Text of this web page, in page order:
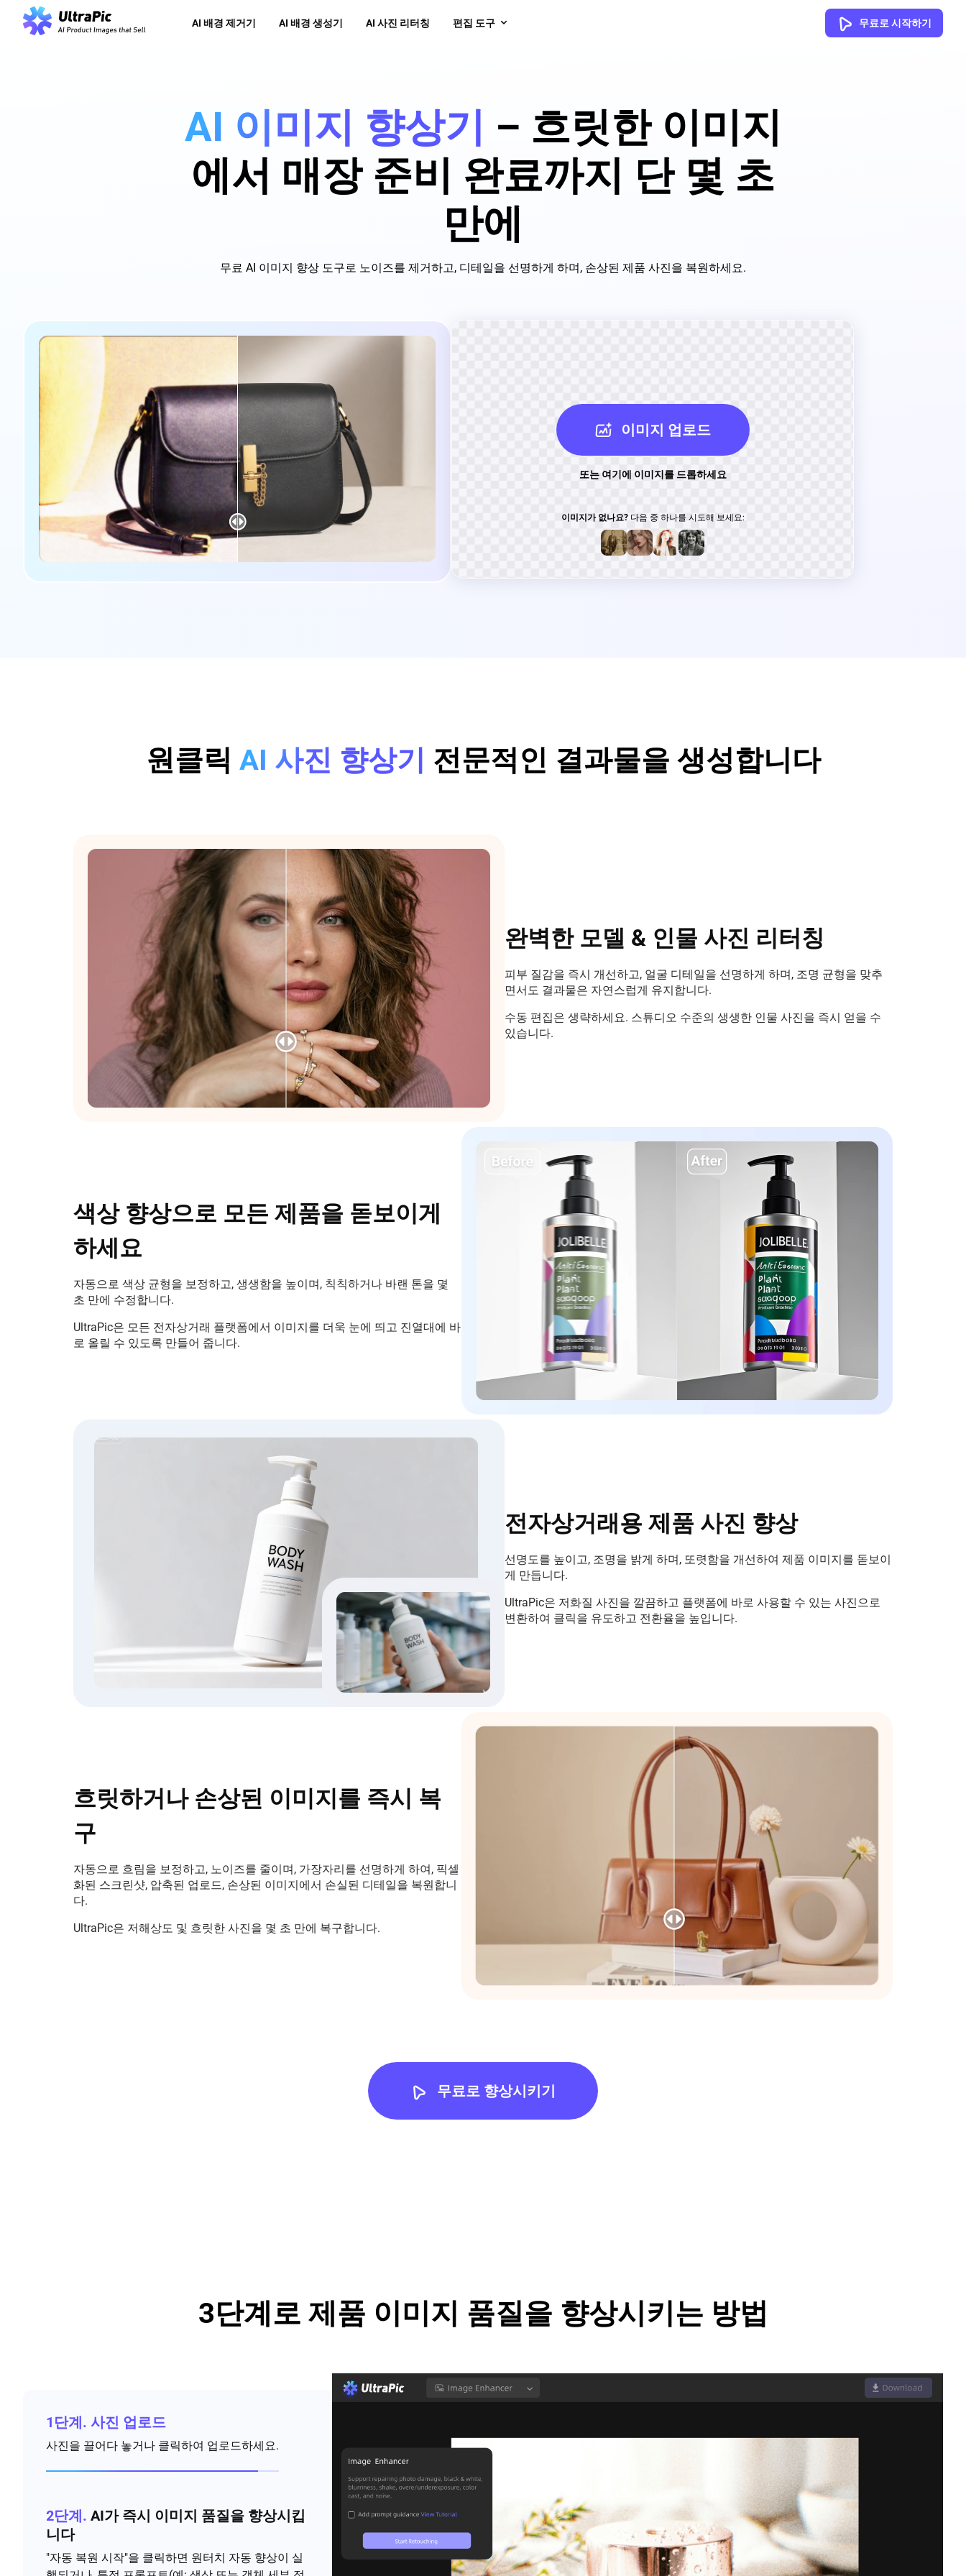
AI 배경 제거기 AI 배경 생성기 AI 사진 리터칭 편집 도구 무료로 시작하기
AI 이미지 향상기 – 흐릿한 이미지
에서 매장 준비 완료까지 단 몇 초
만에
무료 AI 이미지 향상 도구로 노이즈를 제거하고, 디테일을 선명하게 하며, 손상된 제품 사진을 복원하세요.
이미지 업로드
또는 여기에 이미지를 드롭하세요
이미지가 없나요?다음 중 하나를 시도해 보세요:
원클릭 AI 사진 향상기 전문적인 결과물을 생성합니다
완벽한 모델 & 인물 사진 리터칭
피부 질감을 즉시 개선하고, 얼굴 디테일을 선명하게 하며, 조명 균형을 맞추
면서도 결과물은 자연스럽게 유지합니다.
수동 편집은 생략하세요. 스튜디오 수준의 생생한 인물 사진을 즉시 얻을 수
있습니다.
색상 향상으로 모든 제품을 돋보이게
하세요
자동으로 색상 균형을 보정하고, 생생함을 높이며, 칙칙하거나 바랜 톤을 몇
초 만에 수정합니다.
UltraPic은 모든 전자상거래 플랫폼에서 이미지를 더욱 눈에 띄고 진열대에 바
로 올릴 수 있도록 만들어 줍니다.
전자상거래용 제품 사진 향상
선명도를 높이고, 조명을 밝게 하며, 또렷함을 개선하여 제품 이미지를 돋보이
게 만듭니다.
UltraPic은 저화질 사진을 깔끔하고 플랫폼에 바로 사용할 수 있는 사진으로
변환하여 클릭을 유도하고 전환율을 높입니다.
흐릿하거나 손상된 이미지를 즉시 복
구
자동으로 흐림을 보정하고, 노이즈를 줄이며, 가장자리를 선명하게 하여, 픽셀
화된 스크린샷, 압축된 업로드, 손상된 이미지에서 손실된 디테일을 복원합니
다.
UltraPic은 저해상도 및 흐릿한 사진을 몇 초 만에 복구합니다.
무료로 향상시키기
3단계로 제품 이미지 품질을 향상시키는 방법
1단계. 사진 업로드
사진을 끌어다 놓거나 클릭하여 업로드하세요.
2단계. AI가 즉시 이미지 품질을 향상시킵
니다
"자동 복원 시작"을 클릭하면 원터치 자동 향상이 실